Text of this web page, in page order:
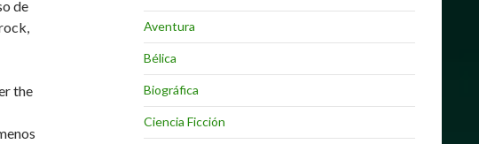
de
the
Aventura
Bélica
Biográfica
Ciencia Ficción